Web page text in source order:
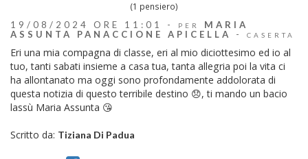
(1 pensiero)
19/08/2024 ORE 11:01 - PER
MARIA
ASSUNTA PANACCIONE APICELLA
- CASERTA
Eri una mia compagna di classe, eri al mio diciottesimo ed io al
tuo, tanti sabati insieme a casa tua, tanta allegria poi la vita ci
ha allontanato ma oggi sono profondamente addolorata di
questa notizia di questo terribile destino 😞, ti mando un bacio
lassù Maria Assunta 😘
Scritto da: Tiziana Di Padua